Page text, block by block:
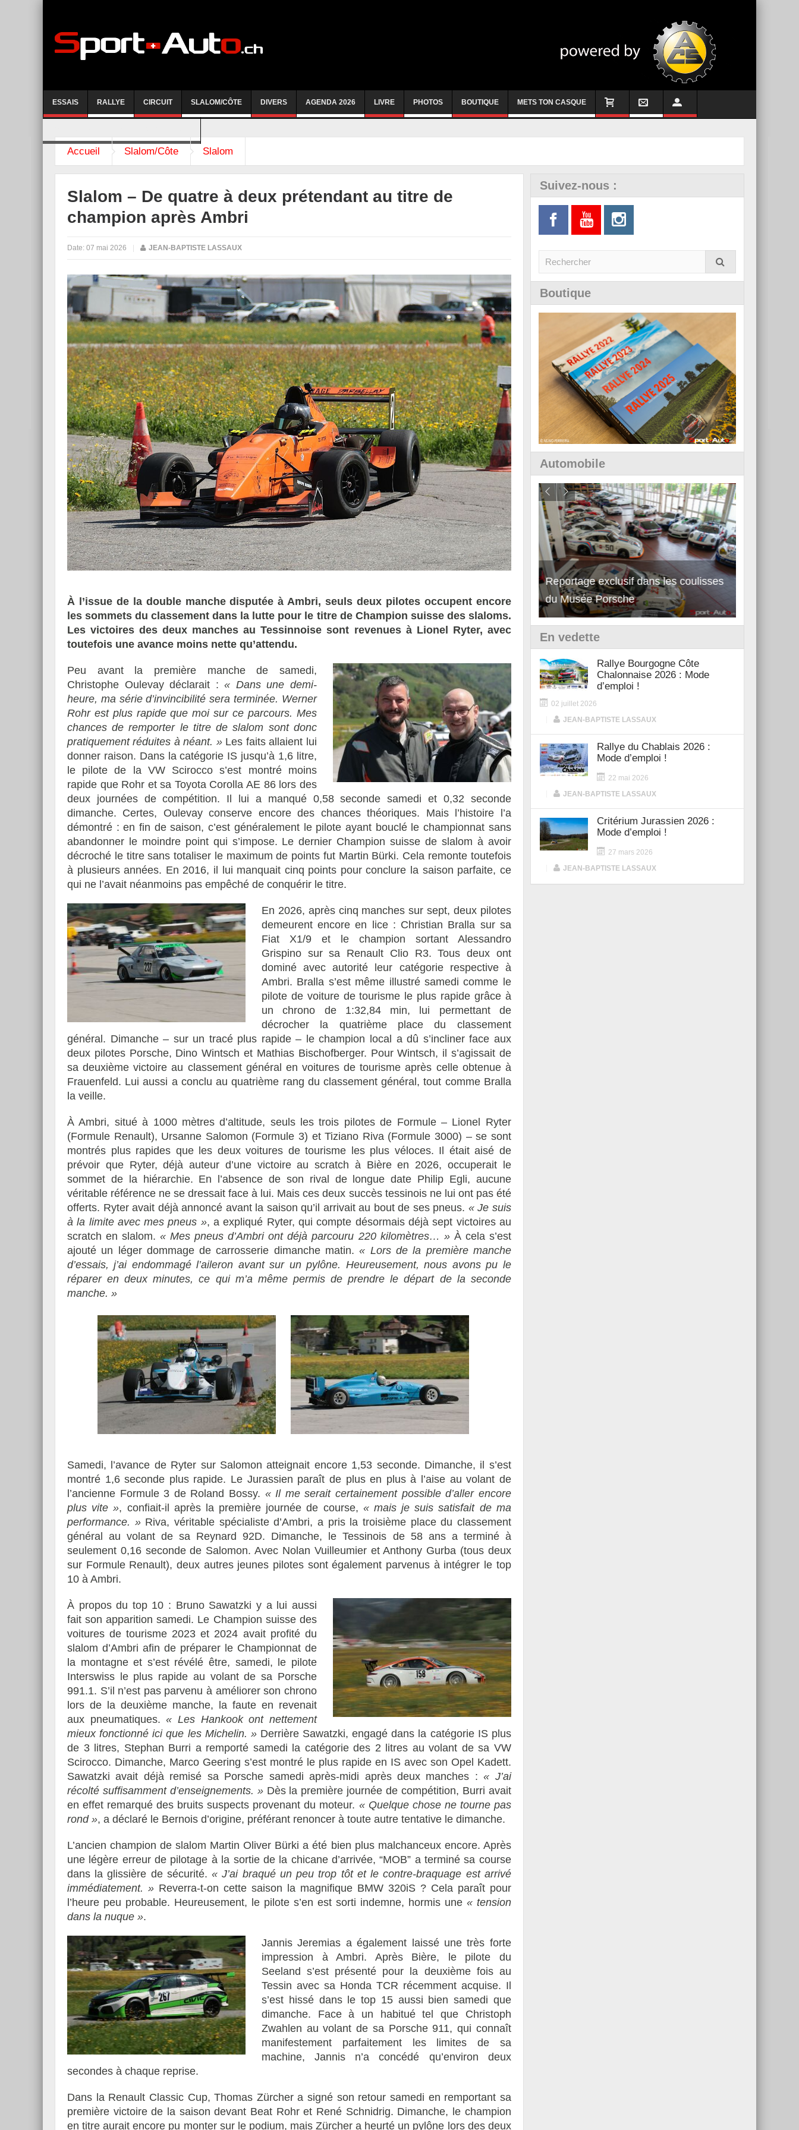
ESSAIS RALLYE CIRCUIT SLALOM/CÔTE DIVERS AGENDA 2026 LIVRE PHOTOS BOUTIQUE METS TON CASQUE
Accueil Slalom/Côte Slalom
Slalom – De quatre à deux prétendant au titre de
champion après Ambri
Date: 07 mai 2026 JEAN-BAPTISTE LASSAUX
À l’issue de la double manche disputée à Ambri, seuls deux pilotes occupent encore
les sommets du classement dans la lutte pour le titre de Champion suisse des slaloms.
Les victoires des deux manches au Tessinnoise sont revenues à Lionel Ryter, avec
toutefois une avance moins nette qu’attendu.
Peu avant la première manche de samedi,
Christophe Oulevay déclarait :« Dans une demi-
heure, ma série d’invincibilité sera terminée. Werner
Rohr est plus rapide que moi sur ce parcours. Mes
chances de remporter le titre de slalom sont donc
pratiquement réduites à néant. »Les faits allaient lui
donner raison. Dans la catégorie IS jusqu’à 1,6 litre,
le pilote de la VW Scirocco s’est montré moins
rapide que Rohr et sa Toyota Corolla AE 86 lors des
deux journées de compétition. Il lui a manqué 0,58 seconde samedi et 0,32 seconde
dimanche. Certes, Oulevay conserve encore des chances théoriques. Mais l’histoire l’a
démontré : en fin de saison, c’est généralement le pilote ayant bouclé le championnat sans
abandonner le moindre point qui s’impose. Le dernier Champion suisse de slalom à avoir
décroché le titre sans totaliser le maximum de points fut Martin Bürki. Cela remonte toutefois
à plusieurs années. En 2016, il lui manquait cinq points pour conclure la saison parfaite, ce
qui ne l’avait néanmoins pas empêché de conquérir le titre.
En 2026, après cinq manches sur sept, deux pilotes
demeurent encore en lice : Christian Bralla sur sa
Fiat X1/9 et le champion sortant Alessandro
Grispino sur sa Renault Clio R3. Tous deux ont
dominé avec autorité leur catégorie respective à
Ambri. Bralla s’est même illustré samedi comme le
pilote de voiture de tourisme le plus rapide grâce à
un chrono de 1:32,84 min, lui permettant de
décrocher la quatrième place du classement
général. Dimanche – sur un tracé plus rapide – le champion local a dû s’incliner face aux
deux pilotes Porsche, Dino Wintsch et Mathias Bischofberger. Pour Wintsch, il s’agissait de
sa deuxième victoire au classement général en voitures de tourisme après celle obtenue à
Frauenfeld. Lui aussi a conclu au quatrième rang du classement général, tout comme Bralla
la veille.
À Ambri, situé à 1000 mètres d’altitude, seuls les trois pilotes de Formule – Lionel Ryter
(Formule Renault), Ursanne Salomon (Formule 3) et Tiziano Riva (Formule 3000) – se sont
montrés plus rapides que les deux voitures de tourisme les plus véloces. Il était aisé de
prévoir que Ryter, déjà auteur d’une victoire au scratch à Bière en 2026, occuperait le
sommet de la hiérarchie. En l’absence de son rival de longue date Philip Egli, aucune
véritable référence ne se dressait face à lui. Mais ces deux succès tessinois ne lui ont pas été
offerts. Ryter avait déjà annoncé avant la saison qu’il arrivait au bout de ses pneus. « Je suis
à la limite avec mes pneus », a expliqué Ryter, qui compte désormais déjà sept victoires au
scratch en slalom.« Mes pneus d’Ambri ont déjà parcouru 220 kilomètres… »À cela s’est
ajouté un léger dommage de carrosserie dimanche matin.« Lors de la première manche
d’essais, j’ai endommagé l’aileron avant sur un pylône. Heureusement, nous avons pu le
réparer en deux minutes, ce qui m’a même permis de prendre le départ de la seconde
manche. »
Samedi, l’avance de Ryter sur Salomon atteignait encore 1,53 seconde. Dimanche, il s’est
montré 1,6 seconde plus rapide. Le Jurassien paraît de plus en plus à l’aise au volant de
l’ancienne Formule 3 de Roland Bossy. « Il me serait certainement possible d’aller encore
plus vite », confiait-il après la première journée de course, « mais je suis satisfait de ma
performance. »Riva, véritable spécialiste d’Ambri, a pris la troisième place du classement
général au volant de sa Reynard 92D. Dimanche, le Tessinois de 58 ans a terminé à
seulement 0,16 seconde de Salomon. Avec Nolan Vuilleumier et Anthony Gurba (tous deux
sur Formule Renault), deux autres jeunes pilotes sont également parvenus à intégrer le top
10 à Ambri.
À propos du top 10 : Bruno Sawatzki y a lui aussi
fait son apparition samedi. Le Champion suisse des
voitures de tourisme 2023 et 2024 avait profité du
slalom d’Ambri afin de préparer le Championnat de
la montagne et s’est révélé être, samedi, le pilote
Interswiss le plus rapide au volant de sa Porsche
991.1. S’il n’est pas parvenu à améliorer son chrono
lors de la deuxième manche, la faute en revenait
aux pneumatiques.« Les Hankook ont nettement
mieux fonctionné ici que les Michelin. »Derrière Sawatzki, engagé dans la catégorie IS plus
de 3 litres, Stephan Burri a remporté samedi la catégorie des 2 litres au volant de sa VW
Scirocco. Dimanche, Marco Geering s’est montré le plus rapide en IS avec son Opel Kadett.
Sawatzki avait déjà remisé sa Porsche samedi après-midi après deux manches :« J’ai
récolté suffisamment d’enseignements. »Dès la première journée de compétition, Burri avait
en effet remarqué des bruits suspects provenant du moteur. « Quelque chose ne tourne pas
rond », a déclaré le Bernois d’origine, préférant renoncer à toute autre tentative le dimanche.
L’ancien champion de slalom Martin Oliver Bürki a été bien plus malchanceux encore. Après
une légère erreur de pilotage à la sortie de la chicane d’arrivée, “MOB” a terminé sa course
dans la glissière de sécurité. « J’ai braqué un peu trop tôt et le contre-braquage est arrivé
immédiatement. »Reverra-t-on cette saison la magnifique BMW 320iS ? Cela paraît pour
l’heure peu probable. Heureusement, le pilote s’en est sorti indemne, hormis une « tension
dans la nuque ».
Jannis Jeremias a également laissé une très forte
impression à Ambri. Après Bière, le pilote du
Seeland s’est présenté pour la deuxième fois au
Tessin avec sa Honda TCR récemment acquise. Il
s’est hissé dans le top 15 aussi bien samedi que
dimanche. Face à un habitué tel que Christoph
Zwahlen au volant de sa Porsche 911, qui connaît
manifestement parfaitement les limites de sa
machine, Jannis n’a concédé qu’environ deux
secondes à chaque reprise.
Dans la Renault Classic Cup, Thomas Zürcher a signé son retour samedi en remportant sa
première victoire de la saison devant Beat Rohr et René Schnidrig. Dimanche, le champion
en titre aurait encore pu monter sur le podium, mais Zürcher a heurté un pylône lors des deux
Suivez-nous :
Boutique
Automobile
Essai – Morgan Supersport
Reportage exclusif dans les coulisses
du Musée Porsche
Découverte de la nouvelle Ferrari
12Cilindri Manuale
En vedette
Rallye Bourgogne Côte
Chalonnaise 2026 : Mode
d’emploi !
02 juillet 2026
JEAN-BAPTISTE LASSAUX
Rallye du Chablais 2026 :
Mode d’emploi !
22 mai 2026
JEAN-BAPTISTE LASSAUX
Critérium Jurassien 2026 :
Mode d’emploi !
27 mars 2026
JEAN-BAPTISTE LASSAUX